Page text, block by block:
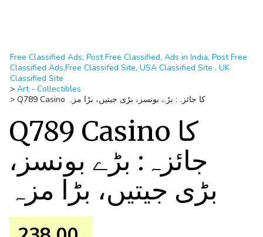
Free Classified Ads, Post Free Classified, Ads in India, Post Free
Classified Ads,Free Classifed Site, USA Classified Site , UK
Classified Site
> Art - Collectibles
>
Q789 Casino کا جائزہ: بڑے بونسز، بڑی جیتیں، بڑا مزہ
Q789 Casino کا
جائزہ: بڑے بونسز،
بڑی جیتیں، بڑا مزہ